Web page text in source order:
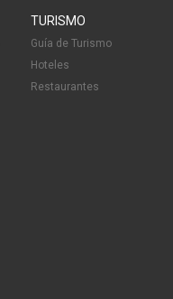
TURISMO
Guía de Turismo
Hoteles
Restaurantes